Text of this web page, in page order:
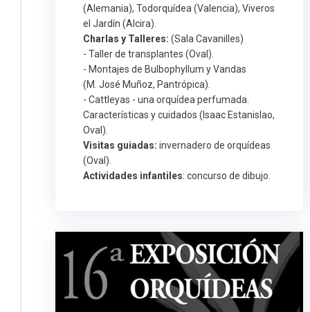
(Alemania), Todorquídea (Valencia), Viveros
el Jardín (Alcira).
Charlas y Talleres: (Sala Cavanilles)
- Taller de transplantes (Oval).
- Montajes de Bulbophyllum y Vandas
(M. José Muñoz, Pantrópica).
- Cattleyas - una orquídea perfumada.
Características y cuidados (Isaac Estanislao,
Oval).
Visitas guiadas: invernadero de orquídeas
(Oval).
Actividades infantiles: concurso de dibujo.